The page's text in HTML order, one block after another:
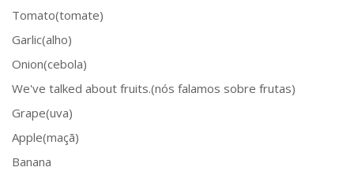
Tomato(tomate)
Garlic(alho)
Onion(cebola)
We've talked about fruits.(nós falamos sobre frutas)
Grape(uva)
Apple(maçã)
Banana